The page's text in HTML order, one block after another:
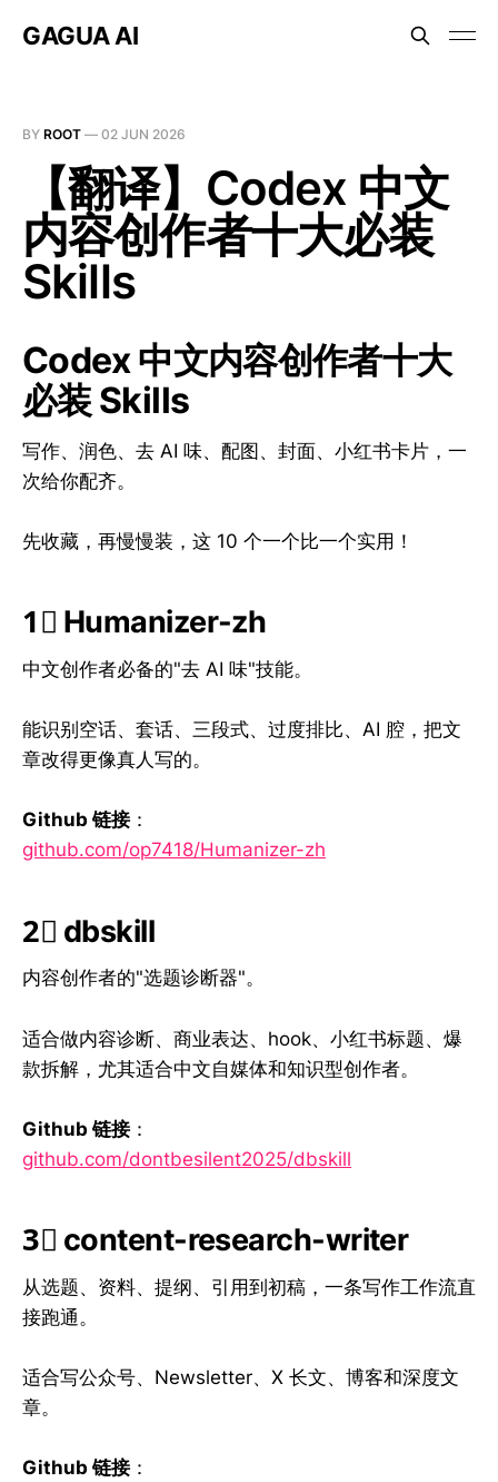
GAGUA AI
BY ROOT — 02 JUN 2026
【翻译】Codex 中文
内容创作者十大必装
Skills
Codex 中文内容创作者十大
必装 Skills
写作、润色、去 AI 味、配图、封面、小红书卡片，一
次给你配齐。
先收藏，再慢慢装，这 10 个一个比一个实用！
1⃣ Humanizer-zh
中文创作者必备的"去 AI 味"技能。
能识别空话、套话、三段式、过度排比、AI 腔，把文
章改得更像真人写的。
Github 链接：
github.com/op7418/Humanizer-zh
2⃣ dbskill
内容创作者的"选题诊断器"。
适合做内容诊断、商业表达、hook、小红书标题、爆
款拆解，尤其适合中文自媒体和知识型创作者。
Github 链接：
github.com/dontbesilent2025/dbskill
3⃣ content-research-writer
从选题、资料、提纲、引用到初稿，一条写作工作流直
接跑通。
适合写公众号、Newsletter、X 长文、博客和深度文
章。
Github 链接：